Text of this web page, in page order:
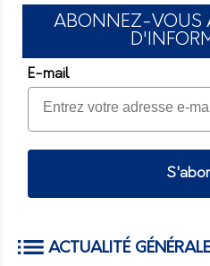
ABONNEZ-VOUS
E-mail
ACTUALITÉ GÉNÉRALE